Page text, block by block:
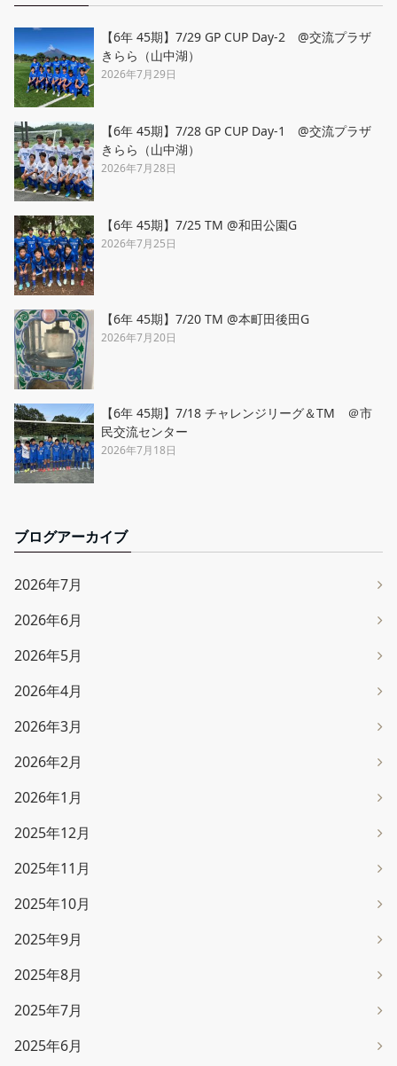
【6年 45期】7/29 GP CUP Day-2 @交流プラザ
きらら（山中湖）
2026年7月29日
【6年 45期】7/28 GP CUP Day-1 @交流プラザ
きらら（山中湖）
2026年7月28日
【6年 45期】7/25 TM @和田公園G
2026年7月25日
【6年 45期】7/20 TM @本町田後田G
2026年7月20日
【6年 45期】7/18 チャレンジリーグ＆TM ＠市
民交流センター
2026年7月18日
ブログアーカイブ
2026年7月
2026年6月
2026年5月
2026年4月
2026年3月
2026年2月
2026年1月
2025年12月
2025年11月
2025年10月
2025年9月
2025年8月
2025年7月
2025年6月